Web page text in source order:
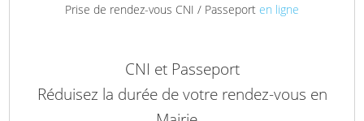
Prise de rendez-vous CNI / Passeport en ligne
CNI et Passeport
Réduisez la durée de votre rendez-vous en